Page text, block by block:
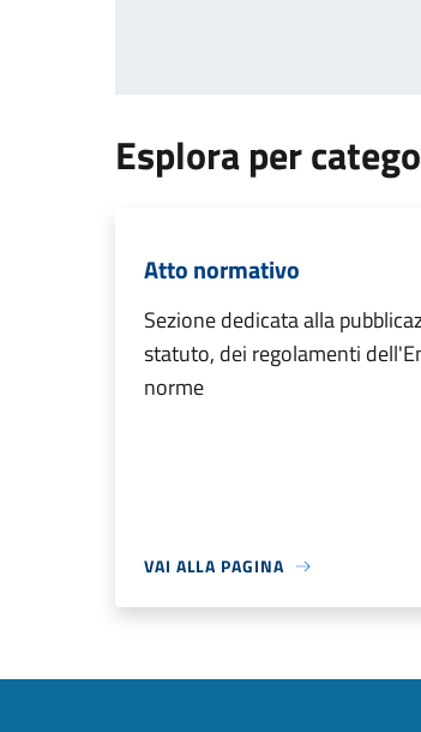
Esplora per
Atto normativo
Sezione dedicata alla
statuto, dei regolamenti
norme
VAI ALLA PAGINA